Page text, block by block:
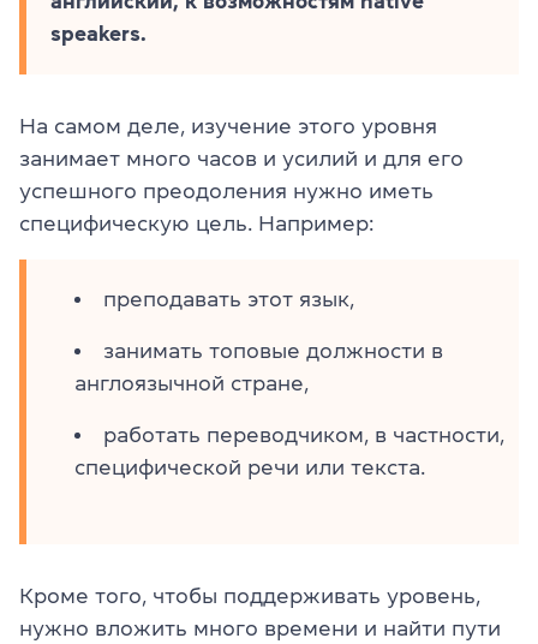
speakers.
На самом деле, изучение этого уровня
занимает много часов и усилий и для его
успешного преодоления нужно иметь
специфическую цель. Например:
преподавать этот язык,
занимать топовые должности в
англоязычной стране,
работать переводчиком, в частности,
специфической речи или текста.
Кроме того, чтобы поддерживать уровень,
нужно вложить много времени и найти пути